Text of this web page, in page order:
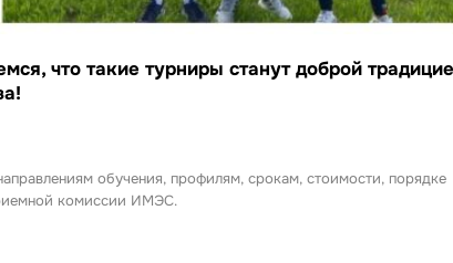
что такие турниры станут доброй
обучения, профилям, срокам, стоимости, порядке
комиссии ИМЭС.